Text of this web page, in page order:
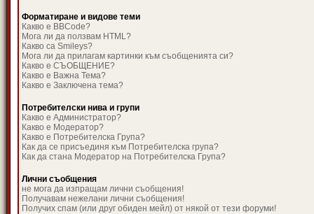
Форматиране и видове теми
Какво е BBCode?
Мога ли да ползвам HTML?
Какво са Smileys?
Мога ли да прилагам картинки към съобщенията си?
Какво е СЪОБЩЕНИЕ?
Какво е Важна Тема?
Какво е Заключена тема?
Потребителски нива и групи
Какво е Администратор?
Какво е Модератор?
Какво е Потребителска Група?
Как да се присъединя към Потребителска група?
Как да стана Модератор на Потребителска Група?
Лични съобщения
не мога да изпращам лични съобщения!
Получавам нежелани лични съобщения!
Получих спам (или друг обиден мейл) от някой от тези форуми!